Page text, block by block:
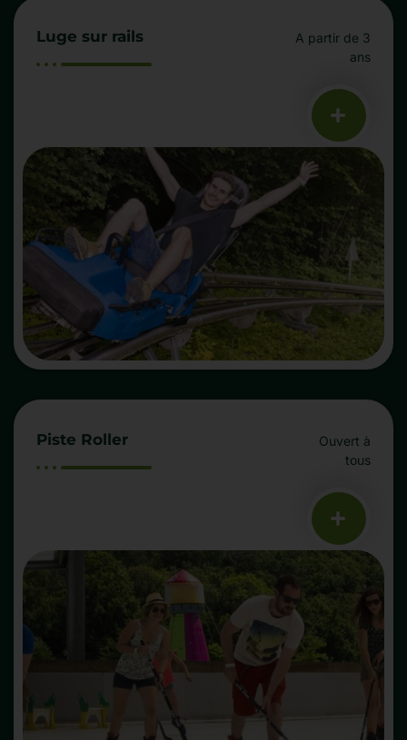
Luge sur rails
A partir de 3
ans
Piste Roller
Ouvert à
tous